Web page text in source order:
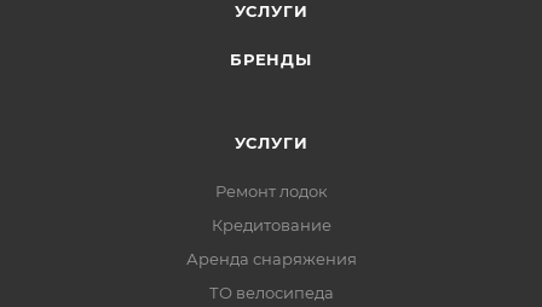
УСЛУГИ
БРЕНДЫ
УСЛУГИ
Ремонт лодок
Кредитование
Аренда снаряжения
ТО велосипеда